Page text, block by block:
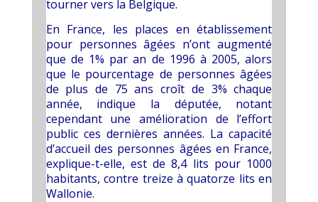
tourner vers la Belgique.
En France, les places en établissement
pour personnes âgées n’ont augmenté
que de 1% par an de 1996 à 2005, alors
que le pourcentage de personnes âgées
de plus de 75 ans croît de 3% chaque
année, indique la députée, notant
cependant une amélioration de l’effort
public ces dernières années. La capacité
d’accueil des personnes âgées en France,
explique-t-elle, est de 8,4 lits pour 1000
habitants, contre treize à quatorze lits en
Wallonie.